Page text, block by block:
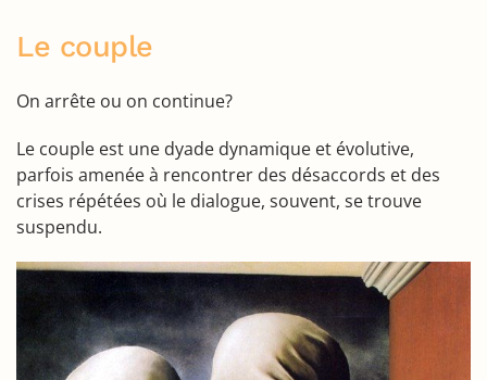
Le couple
On arrête ou on continue?
Le couple est une dyade dynamique et évolutive,
parfois amenée à rencontrer des désaccords et des
crises répétées où le dialogue, souvent, se trouve
suspendu.